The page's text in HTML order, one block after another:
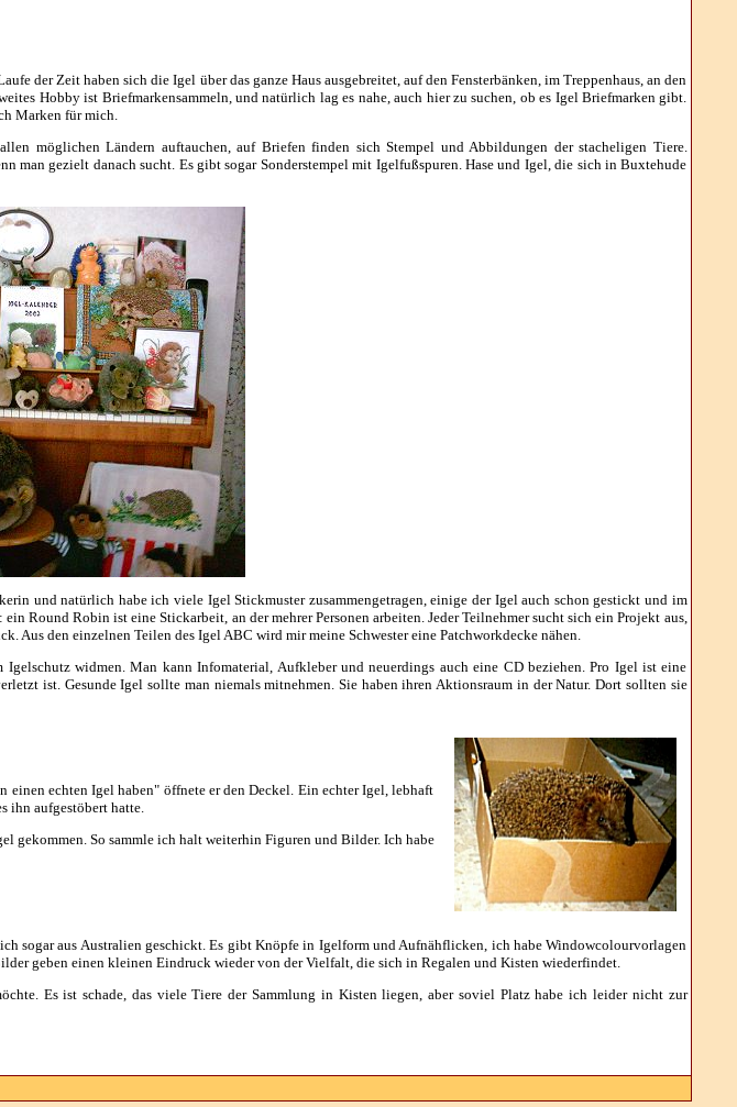
der Zeit haben sich die Igel über das ganze Haus ausgebreitet, auf den Fensterbänken, im Treppenhaus, an den
Hobby ist Briefmarkensammeln, und natürlich lag es nahe, auch hier zu suchen, ob es Igel Briefmarken gibt.
Marken für mich.
möglichen Ländern auftauchen, auf Briefen finden sich Stempel und Abbildungen der stacheligen Tiere.
gezielt danach sucht. Es gibt sogar Sonderstempel mit Igelfußspuren. Hase und Igel, die sich in Buxtehude
und natürlich habe ich viele Igel Stickmuster zusammengetragen, einige der Igel auch schon gestickt und im
Robin ist eine Stickarbeit, an der mehrer Personen arbeiten. Jeder Teilnehmer sucht sich ein Projekt aus,
den einzelnen Teilen des Igel ABC wird mir meine Schwester eine Patchworkdecke nähen.
widmen. Man kann Infomaterial, Aufkleber und neuerdings auch eine CD beziehen. Pro Igel ist eine
ist. Gesunde Igel sollte man niemals mitnehmen. Sie haben ihren Aktionsraum in der Natur. Dort sollten sie
echten Igel haben" öffnete er den Deckel. Ein echter Igel, lebhaft
ihn aufgestöbert hatte.
gekommen. So sammle ich halt weiterhin Figuren und Bilder. Ich habe
sogar aus Australien geschickt. Es gibt Knöpfe in Igelform und Aufnähflicken, ich habe Windowcolourvorlagen
geben einen kleinen Eindruck wieder von der Vielfalt, die sich in Regalen und Kisten wiederfindet.
Es ist schade, das viele Tiere der Sammlung in Kisten liegen, aber soviel Platz habe ich leider nicht zur